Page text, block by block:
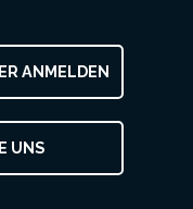
ANMELDEN
UNS